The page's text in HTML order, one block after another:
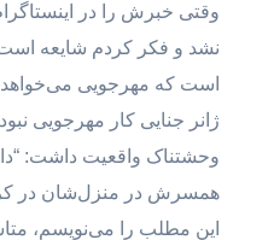
وقتی خبرش را در
نشد و فکر کردم شایعه است
است که مهرجویی می‌خواهد
ژانر جنایی کار مهرجویی
وحشتناک واقعیت داشت:
همسرش در منزل‌شان در
این مطلب را می‌نویسم،